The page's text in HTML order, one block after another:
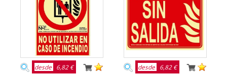
desde 6,82 € desde 6,82 €